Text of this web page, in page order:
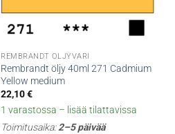
REMBRANDT ÖLJYVÄRI
Rembrandt öljy 40ml 271 Cadmium
Yellow medium
22,10€
1 varastossa – lisää tilattavissa
Toimitusaika:2–5 päivää